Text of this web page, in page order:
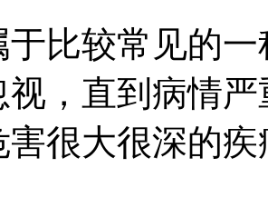
于比较常见的
视，直到病情
害很大很深的